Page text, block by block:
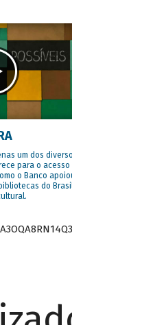
um dos diversos
para o acesso à
o Banco apoiou
do Brasil e